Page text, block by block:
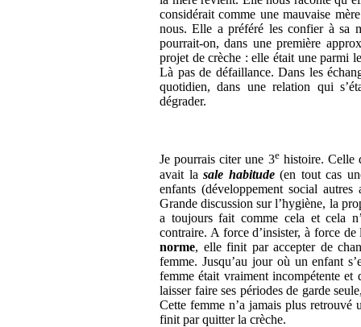
considérait comme une mauvaise
nous. Elle a préféré les confier à sa
pourrait-on, dans une première
projet de crèche : elle était une parmi
Là pas de défaillance. Dans les
quotidien, dans une relation qui
dégrader.
Je pourrais citer une 3ehistoire. Celle
avait la sale habitude(en tout cas
enfants (développement social
Grande discussion sur l’hygiène, la
a toujours fait comme cela et cela
contraire. A force d’insister, à force
norme, elle finit par accepter de
femme. Jusqu’au jour où un enfant
femme était vraiment incompétente et
laisser faire ses périodes de garde
Cette femme n’a jamais plus retrouvé
finit par quitter la crèche.